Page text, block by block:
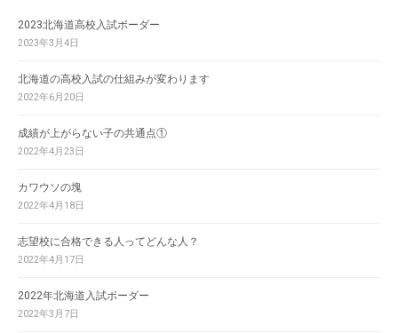
2023北海道高校入試ボーダー
2023年3月4日
北海道の高校入試の仕組みが変わります
2022年6月20日
成績が上がらない子の共通点①
2022年4月23日
カワウソの塊
2022年4月18日
志望校に合格できる人ってどんな人？
2022年4月17日
2022年北海道入試ボーダー
2022年3月7日